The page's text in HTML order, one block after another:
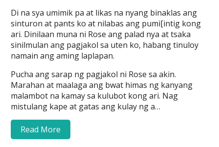
Di na sya umimik pa at likas na nyang binaklas ang
sinturon at pants ko at nilabas ang pumi[intig kong
ari. Dinilaan muna ni Rose ang palad nya at tsaka
sinilmulan ang pagjakol sa uten ko, habang tinuloy
namain ang aming laplapan.
Pucha ang sarap ng pagjakol ni Rose sa akin.
Marahan at maalaga ang bwat himas ng kanyang
malambot na kamay sa kulubot kong ari. Nag
mistulang kape at gatas ang kulay ng a…
Read More